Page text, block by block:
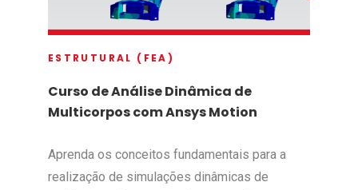
ESTRUTURAL (FEA)
Curso de Análise Dinâmica de
Multicorpos com Ansys Motion
Aprenda os conceitos fundamentais para a
realização de simulações dinâmicas de